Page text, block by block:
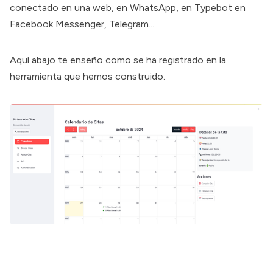
conectado en una web, en WhatsApp, en Typebot en
Facebook Messenger, Telegram...
Aquí abajo te enseño como se ha registrado en la
herramienta que hemos construido.